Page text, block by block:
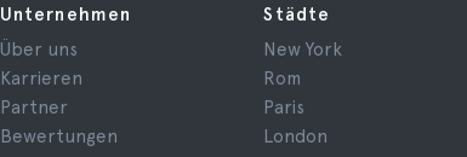
Unternehmen
Über uns
Karrieren
Partner
Bewertungen
Städte
New York
Rom
Paris
London